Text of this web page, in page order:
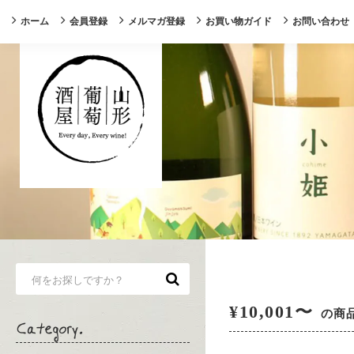
ホーム 会員登録 メルマガ登録 お買い物ガイド お問い合わせ
¥10,001〜 の商